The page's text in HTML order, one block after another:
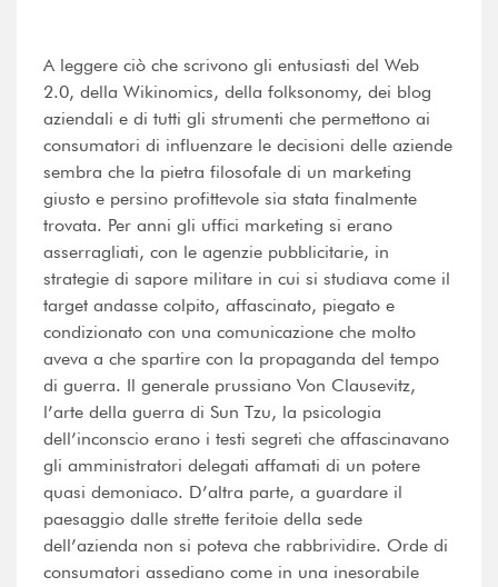
A leggere ciò che scrivono gli entusiasti del Web
2.0, della Wikinomics, della folksonomy, dei blog
aziendali e di tutti gli strumenti che permettono ai
consumatori di influenzare le decisioni delle aziende
sembra che la pietra filosofale di un marketing
giusto e persino profittevole sia stata finalmente
trovata. Per anni gli uffici marketing si erano
asserragliati, con le agenzie pubblicitarie, in
strategie di sapore militare in cui si studiava come il
target andasse colpito, affascinato, piegato e
condizionato con una comunicazione che molto
aveva a che spartire con la propaganda del tempo
di guerra. Il generale prussiano Von Clausevitz,
l’arte della guerra di Sun Tzu, la psicologia
dell’inconscio erano i testi segreti che affascinavano
gli amministratori delegati affamati di un potere
quasi demoniaco. D’altra parte, a guardare il
paesaggio dalle strette feritoie della sede
dell’azienda non si poteva che rabbrividire. Orde di
consumatori assediano come in una inesorabile